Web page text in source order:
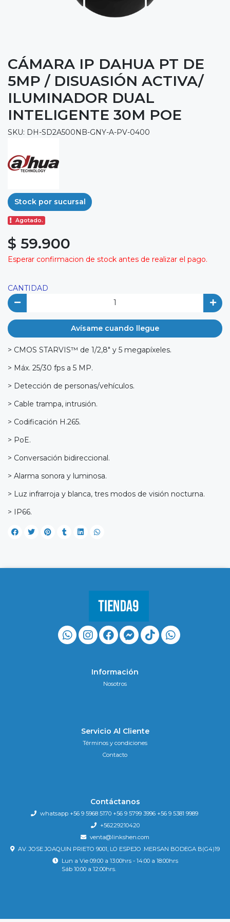
CÁMARA IP DAHUA PT DE
5MP / DISUASIÓN ACTIVA/
ILUMINADOR DUAL
INTELIGENTE 30M POE
SKU: DH-SD2A500NB-GNY-A-PV-0400
Stock por sucursal
Agotado.
$ 59.900
Esperar confirmacion de stock antes de realizar el pago.
CANTIDAD
Avísame cuando llegue
> CMOS STARVIS™ de 1/2,8" y 5 megapíxeles.
> Máx. 25/30 fps a 5 MP.
> Detección de personas/vehículos.
> Cable trampa, intrusión.
> Codificación H.265.
> PoE.
> Conversación bidireccional.
> Alarma sonora y luminosa.
> Luz infrarroja y blanca, tres modos de visión nocturna.
> IP66.
Información
Nosotros
Servicio Al Cliente
Términos y condiciones
Contacto
Contáctanos
whatsapp +56 9 5968 5170 +56 9 5799 3996 +56 9 5381 9989
+56229210420
venta@linkshen.com
AV. JOSE JOAQUIN PRIETO 9001, LO ESPEJO .MERSAN BODEGA B(G4)19
Lun a Vie 09:00 a 13:00hrs - 14:00 a 18:00hrs
Sáb 10:00 a 12:00hrs.